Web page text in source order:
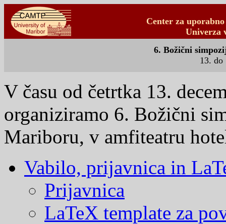
Center za
Univerza
6. Božični
13. do
V času od četrtka 13.
organiziramo 6. Božični
Mariboru, v amfiteatru
Vabilo, prijavnica in
Prijavnica
LaTeX template za